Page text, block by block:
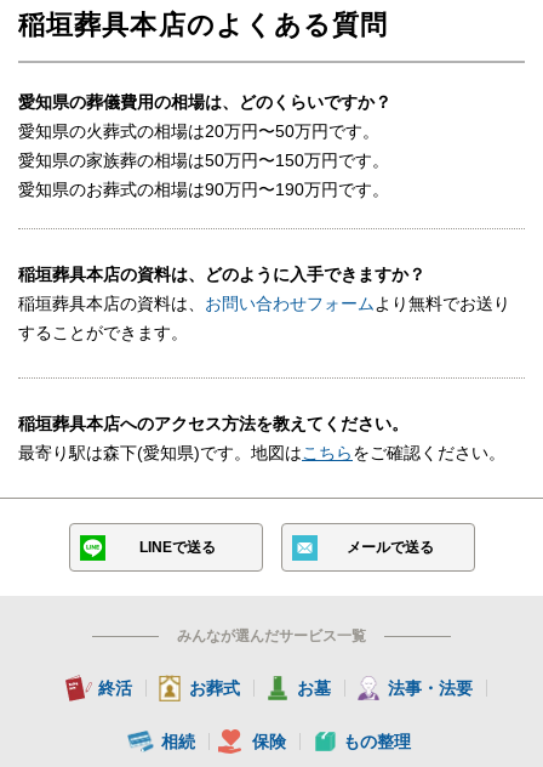
稲垣葬具本店のよくある質問
愛知県の葬儀費用の相場は、どのくらいですか？
愛知県の火葬式の相場は20万円〜50万円です。
愛知県の家族葬の相場は50万円〜150万円です。
愛知県のお葬式の相場は90万円〜190万円です。
稲垣葬具本店の資料は、どのように入手できますか？
稲垣葬具本店の資料は、 お問い合わせフォームより無料でお送り
することができます。
稲垣葬具本店へのアクセス方法を教えてください。
最寄り駅は森下(愛知県)です。地図はこちらをご確認ください。
LINEで送る メールで送る
みんなが選んだサービス一覧
終活 お葬式 お墓 法事・法要
相続 保険 もの整理